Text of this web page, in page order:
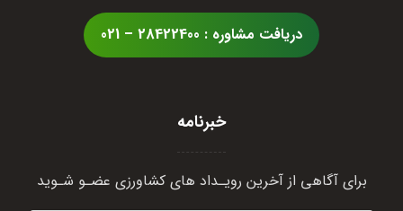
دریافت مشاوره : 28422400 – 021
خبرنامه
برای آگاهی از آخرین رویـداد های کشاورزی عضـو شـوید